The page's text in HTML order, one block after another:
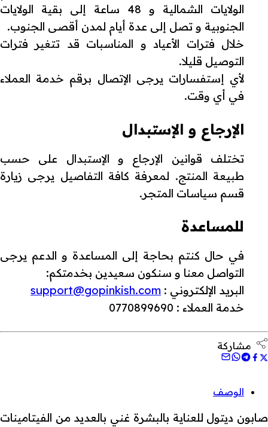
الولايات الشمالية و 48 ساعة إلى بقية الولايات
الجنوبية و تصل إلى عدة أيام لمدن أقصى الجنوب.
خلال فترات الأعياد و المناسبات قد تتغير فترات
التوصيل قليلا.
لأي إستفسارات يرجى الإتصال برقم خدمة العملاء
في أي وقت.
الإرجاع و الإستبدال
تختلف قوانين الإرجاع و الإستبدال على حسب
طبيعة المنتج. لمعرفة كافة التفاصيل يرجى زيارة
قسم سياسات المتجر.
للمساعدة
في حال كنتم بحاجة إلى المساعدة و الدعم يرجى
التواصل معنا و سنكون سعيدين بخدمتكم:
البريد الإلكتروني : support@gopinkish.com
خدمة العملاء : 0770899690
مشاركة
الوصف
صابون ديتول للعناية بالبشرة غني بالعديد من الفيتامينات